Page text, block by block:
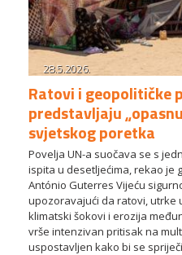
28.5.2026.
Ratovi i geopolitičke
predstavljaju
svjetskog poretka
Povelja UN-a suočava se s
ispita u desetljećima, rekao je
António Guterres Vijeću
upozoravajući da ratovi, utrke
klimatski šokovi i erozija
vrše intenzivan pritisak na
uspostavljen kako bi se